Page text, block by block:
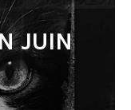
JUIN